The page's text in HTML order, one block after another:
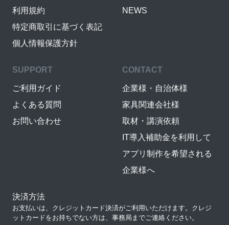
利用規約
特定商取引に基づく表記
個人情報保護方針
NEWS
SUPPORT
ご利用ガイド
よくある質問
お問い合わせ
CONTACT
企業様・自治体様
家具関連会社様
取材・講演依頼
IT導入補助金を利用して
アプリ制作を希望される
企業様へ
決済方法
お支払いは、クレジットカード決済がご利用いただけます。クレジ
ットカードをお持ちでない方は、事務局までご連絡ください。